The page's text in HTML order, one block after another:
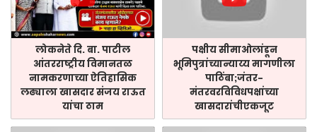
लोकनेते दि. बा. पाटील
आंतरराष्ट्रीय विमानतळ
नामकरणाच्या ऐतिहासिक
लढ्याला खासदार संजय राऊत
यांचा ठाम
पक्षीय सीमाओलांडून
भूमिपुत्रांच्यान्याय्य मागणीला
पाठिंबा;जंतर-
मंतरवरविविधपक्षांच्या
खासदारांचीएकजूट